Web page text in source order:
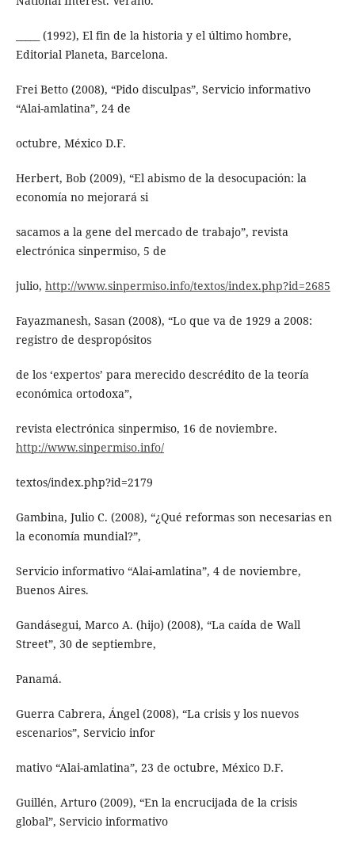
_____ (1992), El fin de la historia y el último hombre,
Editorial Planeta, Barcelona.
Frei Betto (2008), “Pido disculpas”, Servicio informativo
“Alai-amlatina”, 24 de
octubre, México D.F.
Herbert, Bob (2009), “El abismo de la desocupación: la
economía no mejorará si
sacamos a la gene del mercado de trabajo”, revista
electrónica sinpermiso, 5 de
julio, http://www.sinpermiso.info/textos/index.php?id=2685
Fayazmanesh, Sasan (2008), “Lo que va de 1929 a 2008:
registro de despropósitos
de los ‘expertos’ para merecido descrédito de la teoría
económica ortodoxa”,
revista electrónica sinpermiso, 16 de noviembre.
http://www.sinpermiso.info/
textos/index.php?id=2179
Gambina, Julio C. (2008), “¿Qué reformas son necesarias en
la economía mundial?”,
Servicio informativo “Alai-amlatina”, 4 de noviembre,
Buenos Aires.
Gandásegui, Marco A. (hijo) (2008), “La caída de Wall
Street”, 30 de septiembre,
Panamá.
Guerra Cabrera, Ángel (2008), “La crisis y los nuevos
escenarios”, Servicio infor
mativo “Alai-amlatina”, 23 de octubre, México D.F.
Guillén, Arturo (2009), “En la encrucijada de la crisis
global”, Servicio informativo